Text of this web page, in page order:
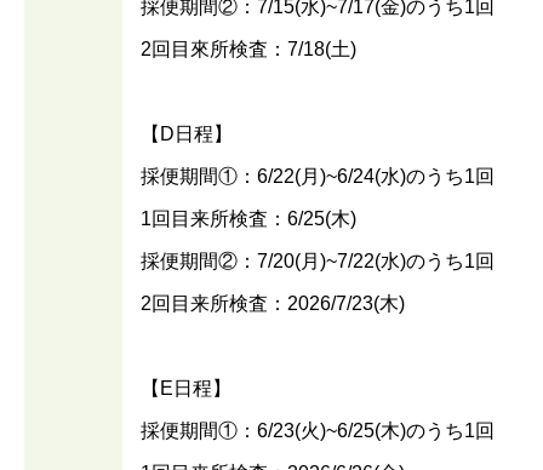
採便期間②：7/15(水)~7/17(金)のうち1回
2回目來所検査：7/18(土)
【D日程】
採便期間①：6/22(月)~6/24(水)のうち1回
1回目来所検査：6/25(木)
採便期間②：7/20(月)~7/22(水)のうち1回
2回目来所検査：2026/7/23(木)
【E日程】
採便期間①：6/23(火)~6/25(木)のうち1回